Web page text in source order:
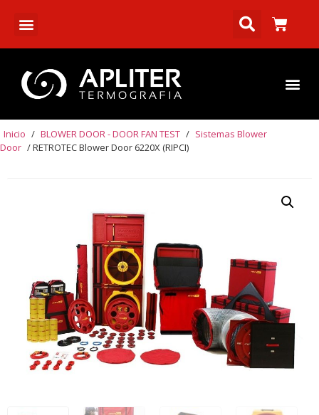
Inicio / BLOWER DOOR - DOOR FAN TEST / Sistemas Blower
Door / RETROTEC Blower Door 6220X (RIPCI)